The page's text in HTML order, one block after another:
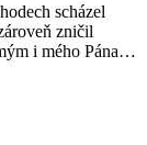
scházel
zničil
i mého Pána…